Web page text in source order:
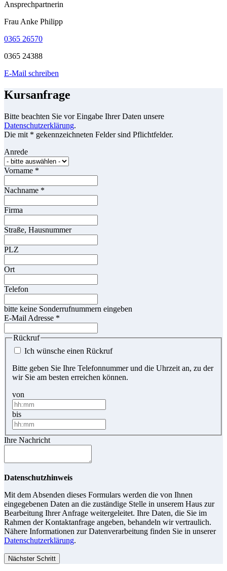
Ansprechpartnerin
Frau Anke Philipp
0365 26570
0365 24388
E-Mail schreiben
Kursanfrage
Bitte beachten Sie vor Eingabe Ihrer Daten unsere
Datenschutzerklärung.
Die mit * gekennzeichneten Felder sind Pflichtfelder.
Anrede
Vorname *
Nachname *
Firma
Straße, Hausnummer
PLZ
Ort
Telefon
bitte keine Sonderrufnummern eingeben
E-Mail Adresse *
Rückruf
Ich wünsche einen Rückruf
Bitte geben Sie Ihre Telefonnummer und die Uhrzeit an, zu der
wir Sie am besten erreichen können.
von
bis
Ihre Nachricht
Datenschutzhinweis
Mit dem Absenden dieses Formulars werden die von Ihnen
eingegebenen Daten an die zuständige Stelle in unserem Haus zur
Bearbeitung Ihrer Anfrage weitergeleitet. Ihre Daten, die Sie im
Rahmen der Kontaktanfrage angeben, behandeln wir vertraulich.
Nähere Informationen zur Datenverarbeitung finden Sie in unserer
Datenschutzerklärung.
Nächster Schritt